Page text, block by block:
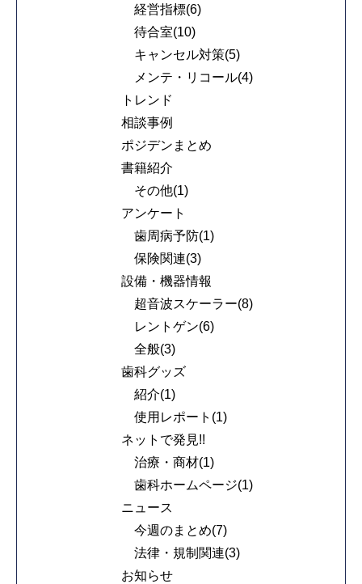
経営指標(6)
待合室(10)
キャンセル対策(5)
メンテ・リコール(4)
トレンド
相談事例
ポジデンまとめ
書籍紹介
その他(1)
アンケート
歯周病予防(1)
保険関連(3)
設備・機器情報
超音波スケーラー(8)
レントゲン(6)
全般(3)
歯科グッズ
紹介(1)
使用レポート(1)
ネットで発見!!
治療・商材(1)
歯科ホームページ(1)
ニュース
今週のまとめ(7)
法律・規制関連(3)
お知らせ